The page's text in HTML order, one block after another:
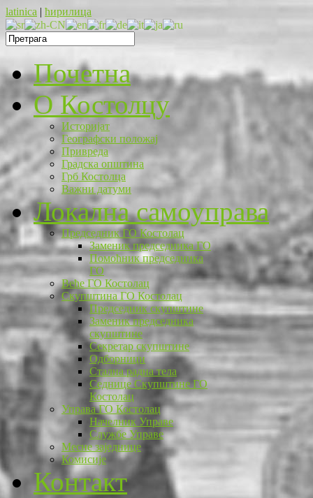
latinica | ћирилица
Почетна
O Костолцу
Историјат
Географски положај
Привреда
Градска општина
Грб Костолца
Важни датуми
Локална самоуправа
Председник ГО Костолац
Заменик председника ГО
Помоћник председника
ГО
Веће ГО Костолац
Скупштина ГО Костолац
Председник скупштине
Заменик председника
скупштине
Секретар скупштине
Одборници
Стална радна тела
Седнице Скупштине ГО
Костолац
Управа ГО Костолац
Начелник Управе
Службе Управе
Месне заједнице
Комисије
Контакт